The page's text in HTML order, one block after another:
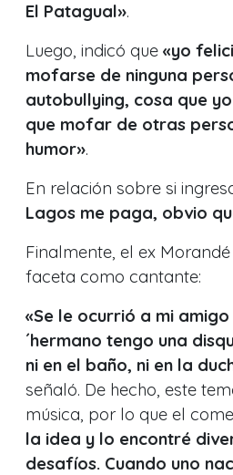
El Patagual».
Luego, indicó que «yo
mofarse de ninguna
autobullying, cosa que
que mofar de otras
humor».
En relación sobre si
Lagos me paga, obvio
Finalmente, el ex
faceta como cantante:
«Se le ocurrió a mi
´hermano tengo una
ni en el baño, ni en la
señaló. De hecho, este
música, por lo que el
la idea y lo encontré
desafíos. Cuando uno